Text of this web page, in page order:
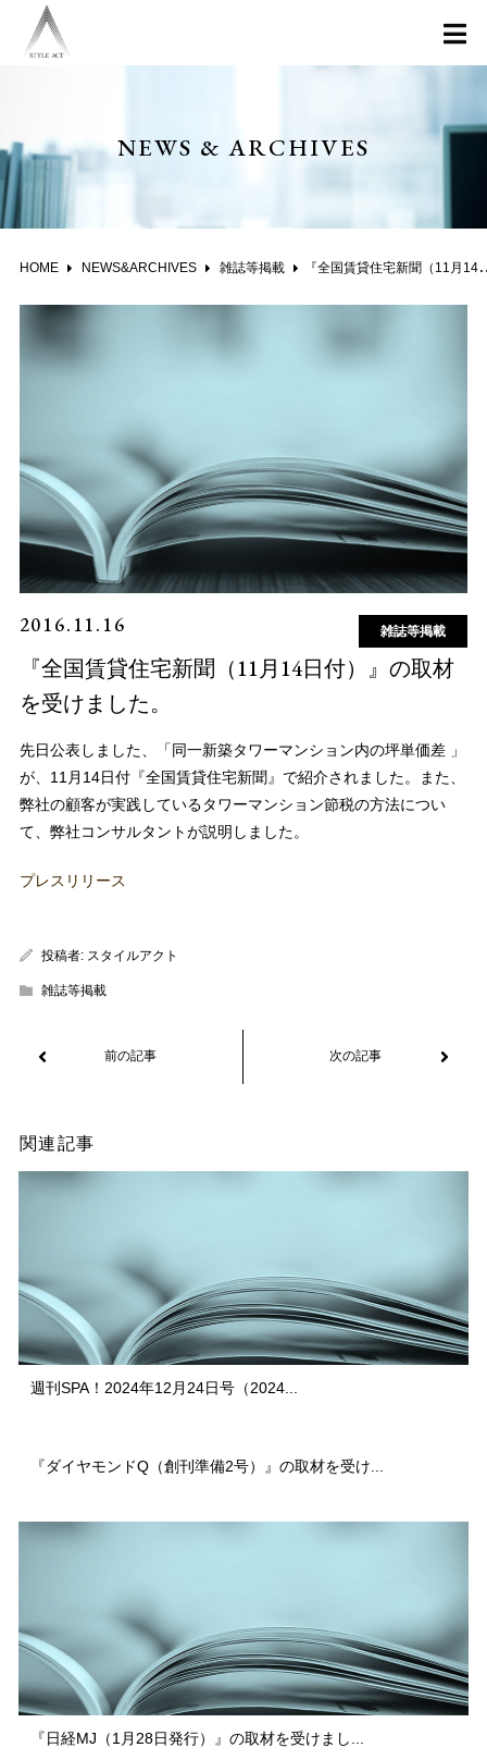
NEWS & ARCHIVES
HOME NEWS&ARCHIVES 雑誌等掲載 『全国賃貸住宅新聞（11月14日付）』の取材を受けました。
2016.11.16 雑誌等掲載
『全国賃貸住宅新聞（11月14日付）』の取材
を受けました。
先日公表しました、「同一新築タワーマンション内の坪単価差 」
が、11月14日付『全国賃貸住宅新聞』で紹介されました。また、
弊社の顧客が実践しているタワーマンション節税の方法につい
て、弊社コンサルタントが説明しました。
プレスリリース
投稿者: スタイルアクト
雑誌等掲載
関連記事
週刊SPA！2024年12月24日号（2024...
『ダイヤモンドQ（創刊準備2号）』の取材を受け...
『日経MJ（1月28日発行）』の取材を受けまし...